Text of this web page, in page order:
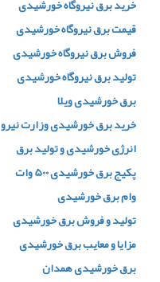
خرید برق نیروگاه خورشیدی
قیمت برق نیروگاه خورشیدی
فروش برق نیروگاه خورشیدی
تولید برق نیروگاه خورشیدی
برق خورشیدی ویلا
خرید برق خورشیدی وزارت نیرو
انرژی خورشیدی و تولید برق
پکیج برق خورشیدی 500 وات
وام برق خورشیدی
تولید و فروش برق خورشیدی
مزایا و معایب برق خورشیدی
برق خورشیدی همدان